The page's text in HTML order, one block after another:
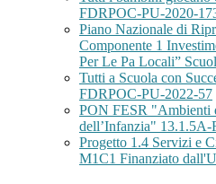
FDRPOC-PU-2020-
Piano Nazionale di
Componente 1
Per Le Pa Locali”
Tutti a Scuola con
FDRPOC-PU-2022-57
PON FESR "Ambienti
dell’Infanzia"
Progetto 1.4 Servizi e
M1C1 Finanziato